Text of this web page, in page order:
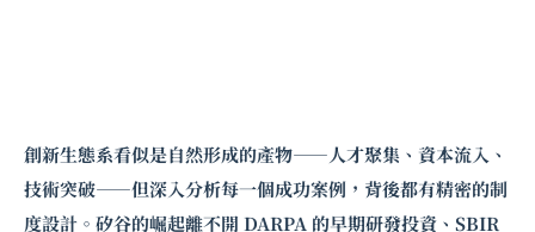
創新生態系看似是自然形成的產物——人才聚集、資本流入、
技術突破——但深入分析每一個成功案例，背後都有精密的制
度設計。矽谷的崛起離不開 DARPA 的早期研發投資、SBIR